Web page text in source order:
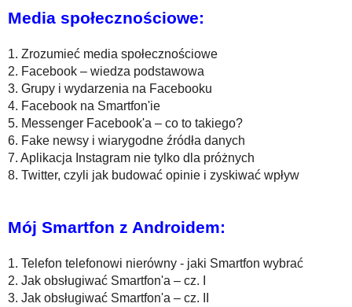
Media społecznościowe:
1. Zrozumieć media społecznościowe
2. Facebook – wiedza podstawowa
3. Grupy i wydarzenia na Facebooku
4. Facebook na Smartfon'ie
5. Messenger Facebook'a – co to takiego?
6. Fake newsy i wiarygodne źródła danych
7. Aplikacja Instagram nie tylko dla próżnych
8. Twitter, czyli jak budować opinie i zyskiwać wpływ
Mój Smartfon z Androidem:
1. Telefon telefonowi nierówny - jaki Smartfon wybrać
2. Jak obsługiwać Smartfon'a – cz. I
3. Jak obsługiwać Smartfon'a – cz. II